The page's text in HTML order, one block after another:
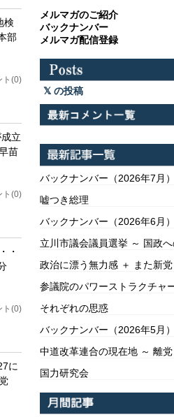
検
部
ト(0)
立
苗
ト(0)
・
ト(0)
に
メルマガのご紹介
バックナンバー
メルマガ配信登録
の投稿
バックナンバー（2026年7月）
嘘つき総理
バックナンバー（2026年6月）
立川市議会議員選挙 ～ 国政
政治に漂う無力感 ＋ また新党
参議院のパワーストラクチャ
それぞれの思惑
バックナンバー（2026年5月）
中道改革連合の現在地 ～ 離
国力研究会